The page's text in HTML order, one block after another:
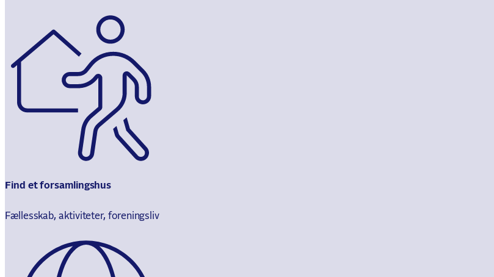
Find et forsamlingshus
Fællesskab, aktiviteter, foreningsliv